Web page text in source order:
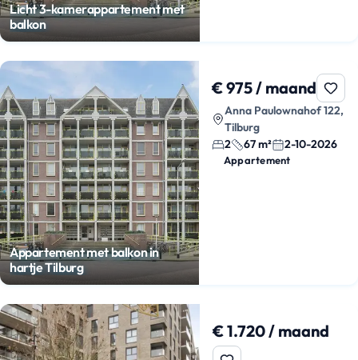
Licht 3-kamerappartement met
balkon
Appartement met balkon in
hartje Tilburg
€ 975 / maand
Anna Paulownahof 122,
Tilburg
2
67 m² 2-10-2026
Appartement
€ 1.720 / maand